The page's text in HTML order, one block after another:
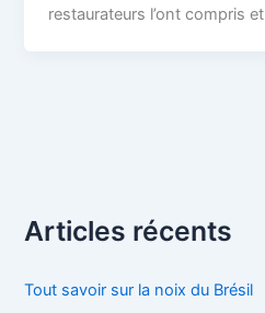
restaurateurs l’ont compris et
Articles récents
Tout savoir sur la noix du Brésil